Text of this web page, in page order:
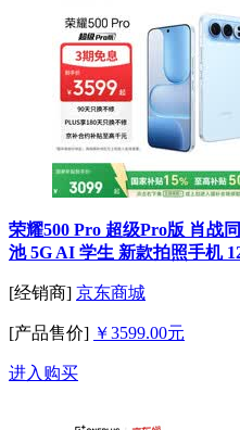
荣耀500 Pro 超级Pro版 肖战
池 5G AI 学生 新款拍照手机
[经销商] 京东商城
[产品售价] ￥3599.00元
进入购买